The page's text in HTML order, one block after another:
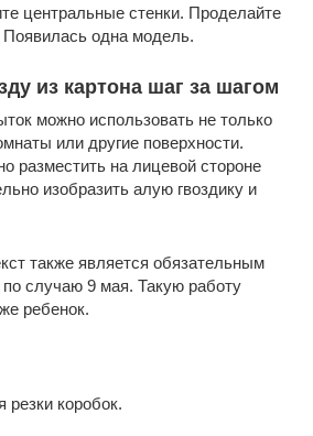
центральные стенки. Проделайте
одна модель.
из картона шаг за шагом
можно использовать не только
или другие поверхности.
разместить на лицевой стороне
изобразить алую гвоздику и
также является обязательным
случаю 9 мая. Такую работу
ребенок.
коробок.